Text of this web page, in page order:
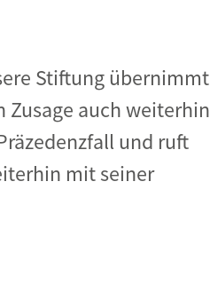
Stiftung übernimmt
Zusage auch weiterhin
und ruft
mit seiner